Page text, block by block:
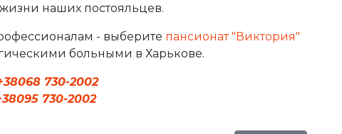
наших постояльцев.
- выберите пансионат "Виктория"
больными в Харькове.
730-2002
730-2002